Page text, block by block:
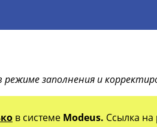
заполнения и
в системе Modeus. Ссылка на